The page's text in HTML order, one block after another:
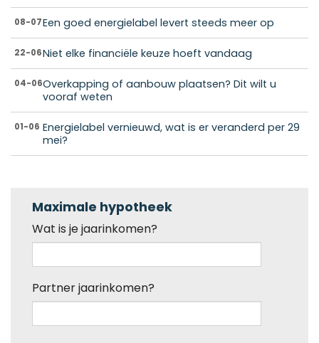
08-07Een goed energielabel levert steeds meer op
22-06Niet elke financiële keuze hoeft vandaag
04-06Overkapping of aanbouw plaatsen? Dit wilt u
vooraf weten
01-06 Energielabel vernieuwd, wat is er veranderd per 29
mei?
Maximale hypotheek
Wat is je jaarinkomen?
Partner jaarinkomen?